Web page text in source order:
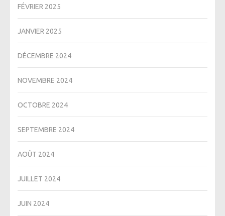
FÉVRIER 2025
JANVIER 2025
DÉCEMBRE 2024
NOVEMBRE 2024
OCTOBRE 2024
SEPTEMBRE 2024
AOÛT 2024
JUILLET 2024
JUIN 2024